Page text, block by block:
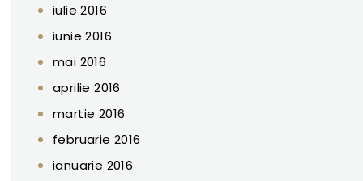
iulie 2016
iunie 2016
mai 2016
aprilie 2016
martie 2016
februarie 2016
ianuarie 2016